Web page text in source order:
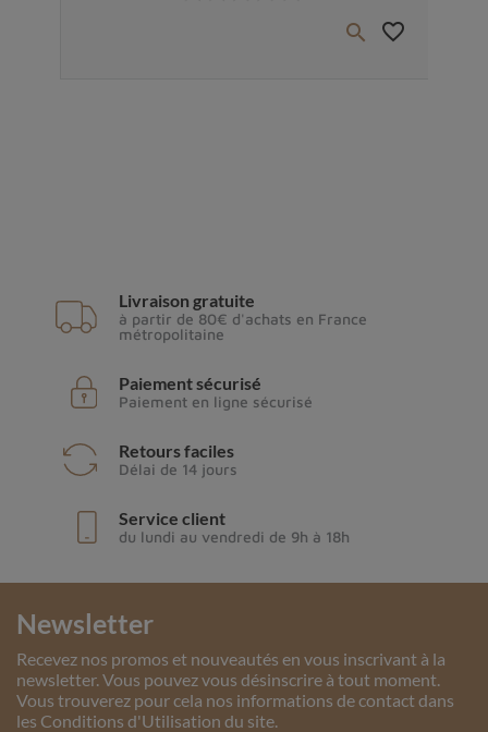
 favorite_border
Livraison gratuite
à partir de 80€ d'achats en France
métropolitaine
Paiement sécurisé
Paiement en ligne sécurisé
Retours faciles
Délai de 14 jours
Service client
du lundi au vendredi de 9h à 18h
Newsletter
Recevez nos promos et nouveautés en vous inscrivant à la
newsletter. Vous pouvez vous désinscrire à tout moment.
Vous trouverez pour cela nos informations de contact dans
les Conditions d'Utilisation du site.